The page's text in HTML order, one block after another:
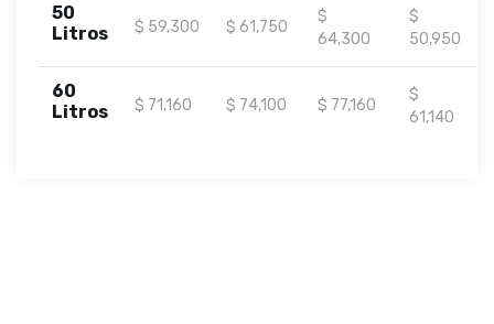
50
Litros
$ 59,300 $ 61,750
$
64,300
$
50,950
60
Litros
$ 71,160 $ 74,100 $ 77,160
$
61,140